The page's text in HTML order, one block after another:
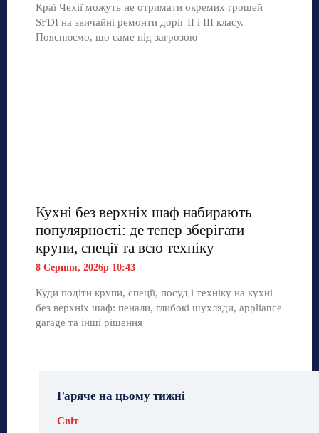
Краї Чехії можуть не отримати окремих грошей
SFDI на звичайні ремонти доріг II і III класу.
Пояснюємо, що саме під загрозою
Кухні без верхніх шаф набирають
популярності: де тепер зберігати
крупи, спеції та всю техніку
8 Серпня, 2026р 10:43
Куди подіти крупи, спеції, посуд і техніку на кухні
без верхніх шаф: пенали, глибокі шухляди, appliance
garage та інші рішення
Гаряче на цьому тижні
Світ